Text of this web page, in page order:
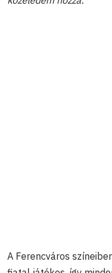
A Ferencváros